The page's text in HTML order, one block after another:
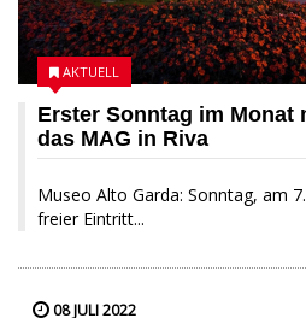
Erster Sonntag im Monat
das MAG in Riva
Museo Alto Garda: Sonntag, am
freier Eintritt...
AKTUELL
08 JULI 2022